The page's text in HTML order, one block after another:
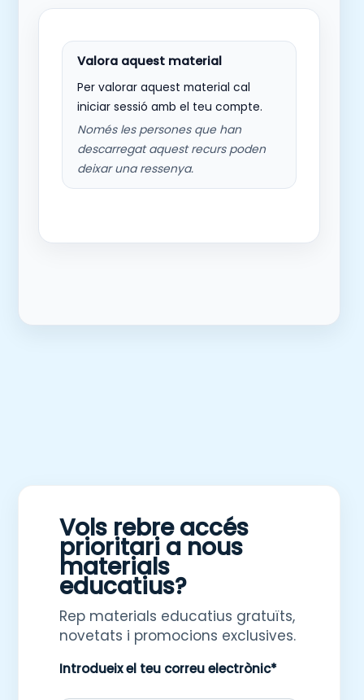
Per valorar aquest material cal
iniciar sessió amb el teu compte.
Només les persones que han
descarregat aquest recurs poden
deixar una ressenya.
Vols rebre accés
prioritari a nous
materials
educatius?
Rep materials educatius gratuïts,
novetats i promocions exclusives.
Introdueix el teu correu electrònic*